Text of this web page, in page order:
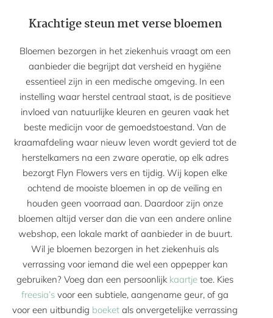
Krachtige steun met verse bloemen
Bloemen bezorgen in het ziekenhuis vraagt om een
aanbieder die begrijpt dat versheid en hygiëne
essentieel zijn in een medische omgeving. In een
instelling waar herstel centraal staat, is de positieve
invloed van natuurlijke kleuren en geuren vaak het
beste medicijn voor de gemoedstoestand. Van de
kraamafdeling waar nieuw leven wordt gevierd tot de
herstelkamers na een zware operatie, op elk adres
bezorgt Flyn Flowers vers en tijdig. Wij kopen elke
ochtend de mooiste bloemen in op de veiling en
houden geen voorraad aan. Daardoor zijn onze
bloemen altijd verser dan die van een andere online
webshop, een lokale markt of aanbieder in de buurt.
Wil je bloemen bezorgen in het ziekenhuis als
verrassing voor iemand die wel een oppepper kan
gebruiken? Voeg dan een persoonlijk kaartje toe. Kies
freesia’s voor een subtiele, aangename geur, of ga
voor een uitbundig boeket als onvergetelijke verrassing